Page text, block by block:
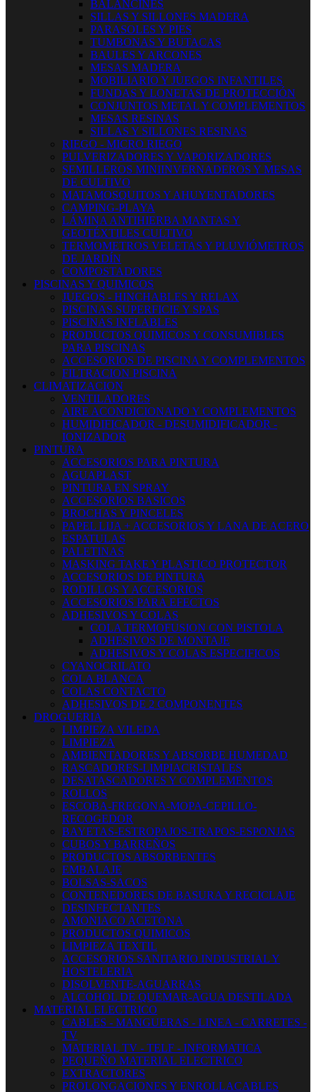
BALANCINES
SILLAS Y SILLONES MADERA
PARASOLES Y PIES
TUMBONAS Y BUTACAS
BAULES Y ARCONES
MESAS MADERA
MOBILIARIO Y JUEGOS INFANTILES
FUNDAS Y LONETAS DE PROTECCIÓN
CONJUNTOS METAL Y COMPLEMENTOS
MESAS RESINAS
SILLAS Y SILLONES RESINAS
RIEGO - MICRO RIEGO
PULVERIZADORES Y VAPORIZADORES
SEMILLEROS MINIINVERNADEROS Y MESAS
DE CULTIVO
MATAMOSQUITOS Y AHUYENTADORES
CAMPING-PLAYA
LÁMINA ANTIHIERBA MANTAS Y
GEOTÉXTILES CULTIVO
TERMOMETROS VELETAS Y PLUVIÓMETROS
DE JARDÍN
COMPOSTADORES
PISCINAS Y QUIMICOS
JUEGOS - HINCHABLES Y RELAX
PISCINAS SUPERFICIE Y SPAS
PISCINAS INFLABLES
PRODUCTOS QUIMICOS Y CONSUMIBLES
PARA PISCINAS
ACCESORIOS DE PISCINA Y COMPLEMENTOS
FILTRACION PISCINA
CLIMATIZACION
VENTILADORES
AIRE ACONDICIONADO Y COMPLEMENTOS
HUMIDIFICADOR - DESUMIDIFICADOR -
IONIZADOR
PINTURA
ACCESORIOS PARA PINTURA
AGUAPLAST
PINTURA EN SPRAY
ACCESORIOS BASICOS
BROCHAS Y PINCELES
PAPEL LIJA + ACCESORIOS Y LANA DE ACERO
ESPATULAS
PALETINAS
MASKING TAKE Y PLASTICO PROTECTOR
ACCESORIOS DE PINTURA
RODILLOS Y ACCESORIOS
ACCESORIOS PARA EFECTOS
ADHESIVOS Y COLAS
COLA TERMOFUSION CON PISTOLA
ADHESIVOS DE MONTAJE
ADHESIVOS Y COLAS ESPECIFICOS
CYANOCRILATO
COLA BLANCA
COLAS CONTACTO
ADHESIVOS DE 2 COMPONENTES
DROGUERIA
LIMPIEZA VILEDA
LIMPIEZA
AMBIENTADORES Y ABSORBE HUMEDAD
RASCADORES-LIMPIACRISTALES
DESATASCADORES Y COMPLEMENTOS
ROLLOS
ESCOBA-FREGONA-MOPA-CEPILLO-
RECOGEDOR
BAYETAS-ESTROPAJOS-TRAPOS-ESPONJAS
CUBOS Y BARREÑOS
PRODUCTOS ABSORBENTES
EMBALAJE
BOLSAS-SACOS
CONTENEDORES DE BASURA Y RECICLAJE
DESINFECTANTES
AMONIACO ACETONA
PRODUCTOS QUIMICOS
LIMPIEZA TEXTIL
ACCESORIOS SANITARIO INDUSTRIAL Y
HOSTELERIA
DISOLVENTE-AGUARRAS
ALCOHOL DE QUEMAR-AGUA DESTILADA
MATERIAL ELECTRICO
CABLES - MANGUERAS - LINEA - CARRETES -
TV
MATERIAL TV - TELF - INFORMATICA
PEQUEÑO MATERIAL ELECTRICO
EXTRACTORES
PROLONGACIONES Y ENROLLACABLES